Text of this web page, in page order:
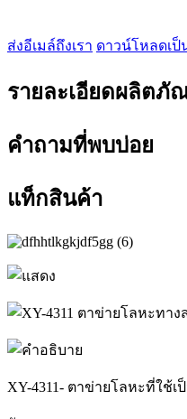
ส่งอีเมล์ถึงเรา ดาวน์โหลดเป็
รายละเอียดผลิตภั
คำถามที่พบบ่อย
แท็กสินค้า
XY-4311- ตาข่ายโลหะที่ใช้